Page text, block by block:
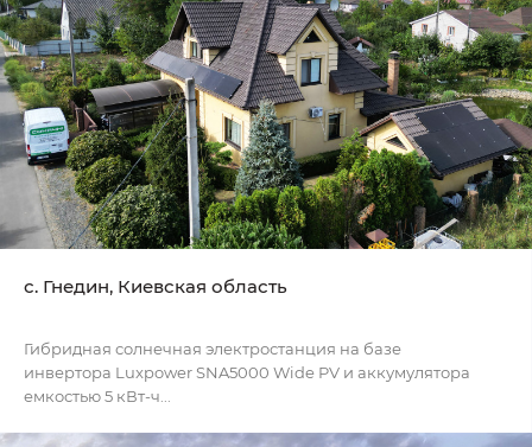
с. Гнедин, Киевская область
Гибридная солнечная электростанция на базе
инвертора Luxpower SNA5000 Wide PV и аккумулятора
емкостью 5 кВт-ч...